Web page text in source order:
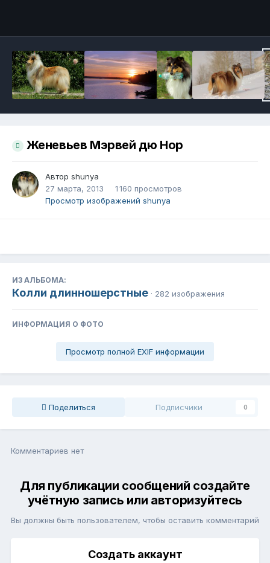
Женевьев Мэрвей дю Нор
Автор shunya
27 марта, 2013
1 160 просмотров
Просмотр изображений shunya
ИЗ АЛЬБОМА:
Колли длинношерстные · 282 изображения
ИНФОРМАЦИЯ О ФОТО
Просмотр полной EXIF информации
Поделиться Подписчики 0
Комментариев нет
Для публикации сообщений создайте
учётную запись или авторизуйтесь
Вы должны быть пользователем, чтобы оставить комментарий
Создать аккаунт